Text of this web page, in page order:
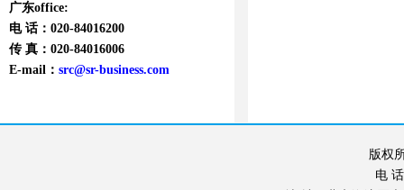
广东office:
电 话：020-84016200
传 真：020-84016006
E-mail： src@sr-business.com
版权
电